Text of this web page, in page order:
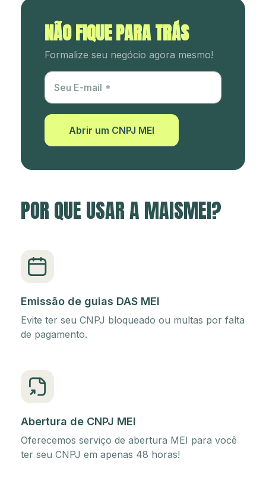
NÃO FIQUE PARA TRÁS
Formalize seu negócio agora mesmo!
Utm Content
Seu E-mail
Abrir um CNPJ MEI
POR QUE USAR A MAISMEI?
Emissão de guias DAS MEI
Evite ter seu CNPJ bloqueado ou multas por falta
de pagamento.
Abertura de CNPJ MEI
Oferecemos serviço de abertura MEI para você
ter seu CNPJ em apenas 48 horas!